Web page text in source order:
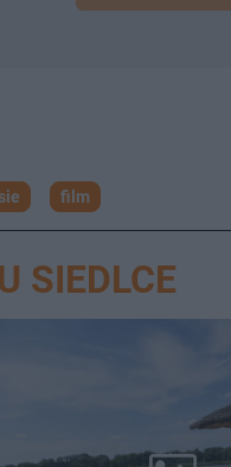
film
SIEDLCE